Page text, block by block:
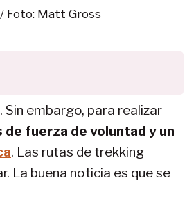
Foto: Matt Gross
embargo, para realizar
de fuerza de voluntad y un
. Las rutas de trekking
La buena noticia es que se